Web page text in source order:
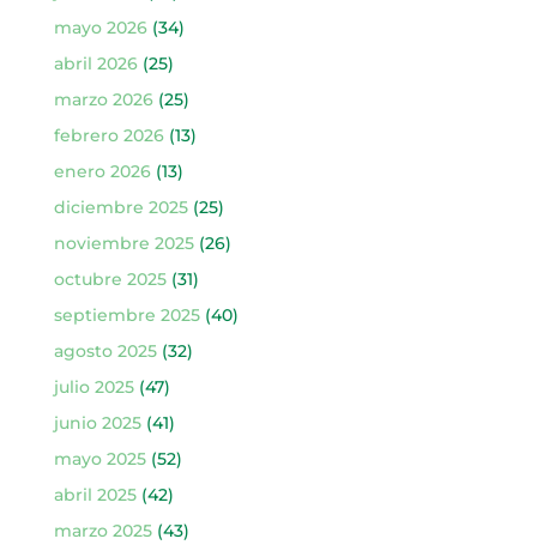
mayo 2026(34)
abril 2026(25)
marzo 2026(25)
febrero 2026(13)
enero 2026(13)
diciembre 2025(25)
noviembre 2025(26)
octubre 2025(31)
septiembre 2025(40)
agosto 2025(32)
julio 2025(47)
junio 2025(41)
mayo 2025(52)
abril 2025(42)
marzo 2025(43)